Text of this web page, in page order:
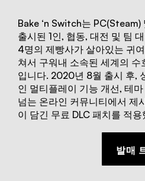
Bake ‘n Switch는
출시된 1인, 협동, 대전 및 팀
4명의 제빵사가 살아있는 귀
쳐서 구워내 소속된 세계의 수
입니다. 2020년 8월 출시 후,
인 멀티플레이 기능 개선, 테
넘는 온라인 커뮤니티에서 제
이 담긴 무료 DLC 패치를 적용
발매